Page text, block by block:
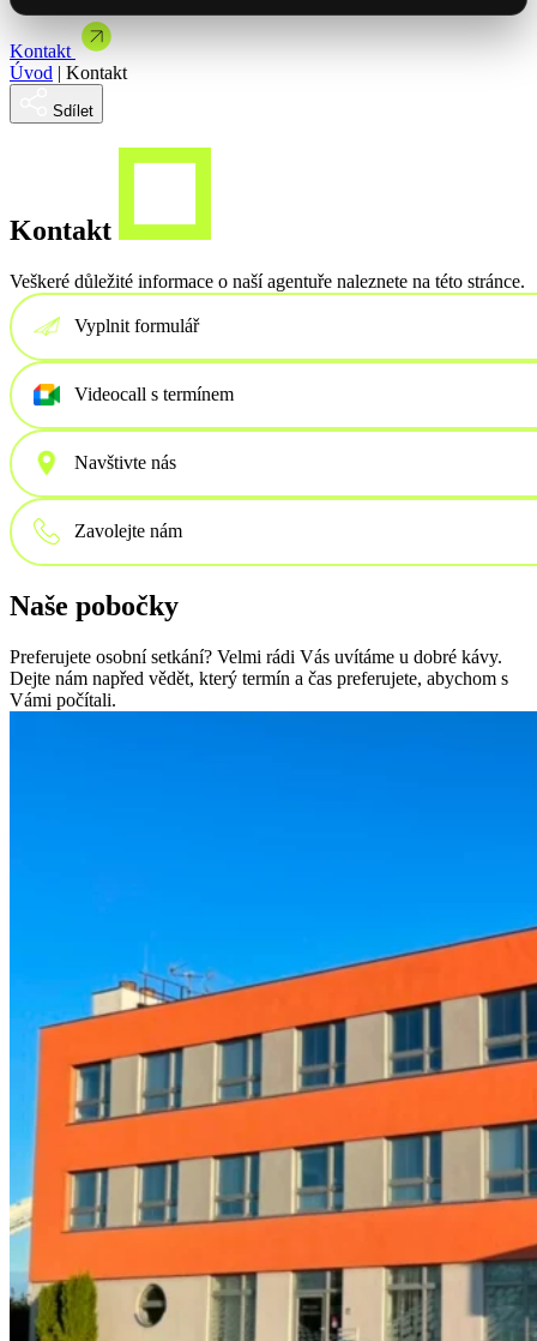
Brandová kampaň spojená s showroomem
Se Spakem jsme uvedli řadu Master na český trh
Mohlo by Vás zajímat
Mýty a mylné představy o automatizaci
Mohlo by Vás zajímat
Články & studie
Jak jsme dodali NFC vizitky pro ORLEN Slovakia
Nabídka spolupráce
Vybrat termín
Kontakt
Úvod | Kontakt
Sdílet
Kontakt
Veškeré důležité informace o naší agentuře naleznete na této stránce.
Vyplnit formulář
Videocall s termínem
Navštivte nás
Zavolejte nám
Naše pobočky
Preferujete osobní setkání? Velmi rádi Vás uvítáme u dobré kávy.
Dejte nám napřed vědět, který termín a čas preferujete, abychom s
Vámi počítali.